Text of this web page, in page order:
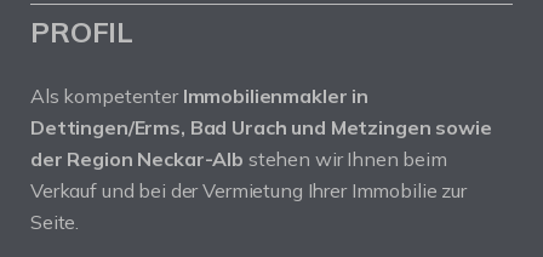
PROFIL
Als kompetenter Immobilienmakler in
Dettingen/Erms, Bad Urach und Metzingen sowie
der Region Neckar-Alb stehen wir Ihnen beim
Verkauf und bei der Vermietung Ihrer Immobilie zur
Seite.